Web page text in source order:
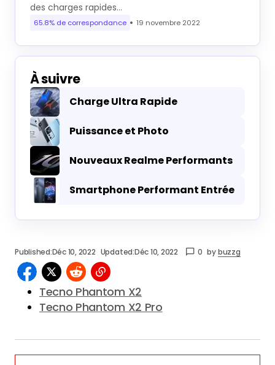
des charges rapides…
65.8% de correspondance 19 novembre 2022
À suivre
Charge Ultra Rapide
Puissance et Photo
Nouveaux Realme Performants
Smartphone Performant Entrée
Published:Déc 10, 2022 Updated:Déc 10, 2022 0 bybuzzg
Tecno Phantom X2
Tecno Phantom X2 Pro